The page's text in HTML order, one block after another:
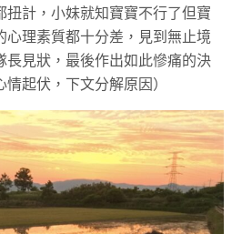
扭計，小妹就知寶寶不行了但寶
心理素質都十分差，見到無止境
長見狀，最後作出如此慘痛的決
起伏，下文分解原因）